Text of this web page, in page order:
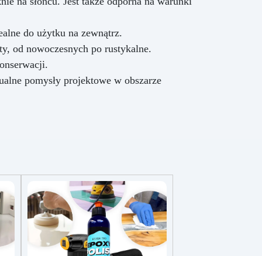
do użytku na zewnątrz.
od nowoczesnych po rustykalne.
pomysły projektowe w obszarze